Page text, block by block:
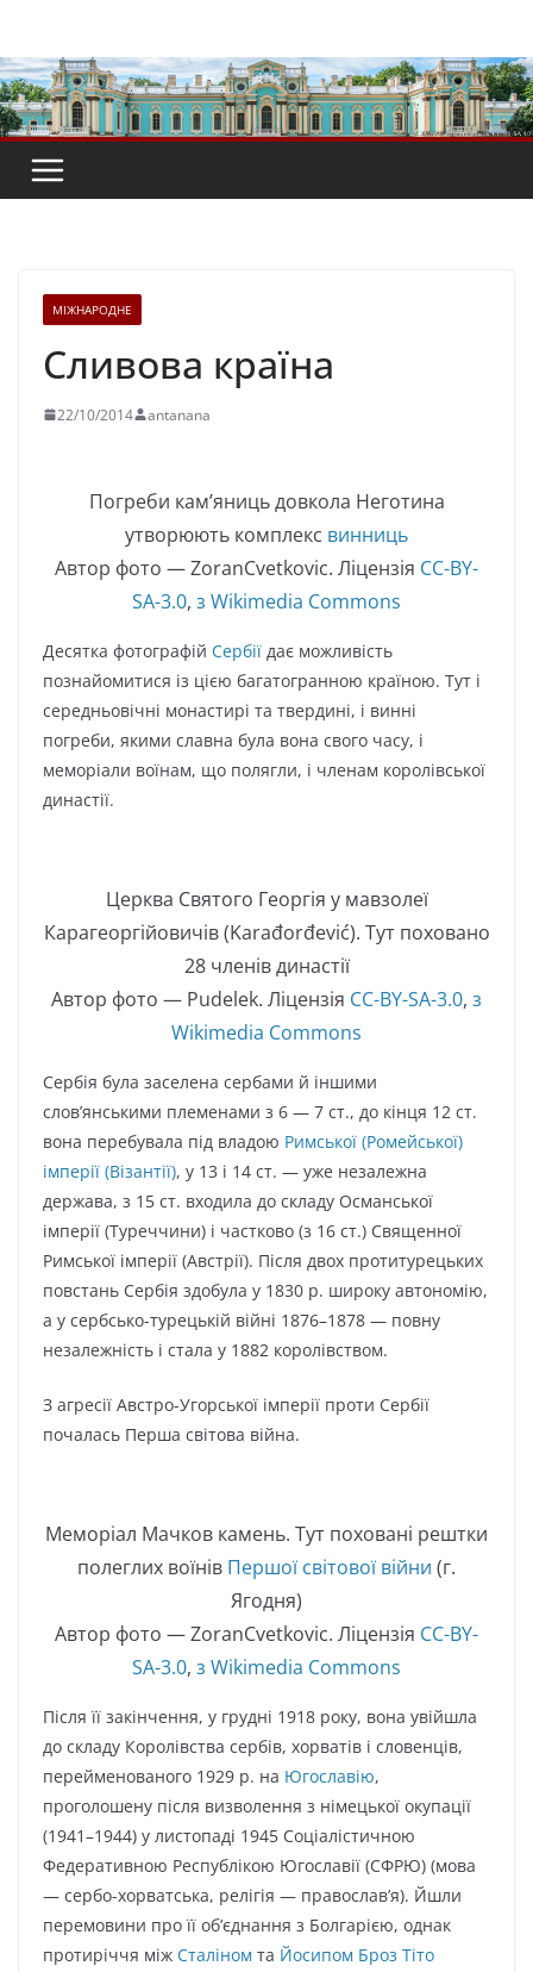
вмісту
МІЖНАРОДНЕ
Сливова країна
22/10/2014 antanana
Погреби кам’яниць довкола Неготина
утворюють комплекс винниць
Автор фото — ZoranCvetkovic. Ліцензія CC-BY-
SA-3.0, з Wikimedia Commons
Десятка фотографій Сербії дає можливість
познайомитися із цією багатогранною країною. Тут і
середньовічні монастирі та твердині, і винні
погреби, якими славна була вона свого часу, і
меморіали воїнам, що полягли, і членам королівської
династії.
Церква Святого Георгія у мавзолеї
Карагеоргійовичів (Karađorđević). Тут поховано
28 членів династії
Автор фото — Pudelek. Ліцензія CC-BY-SA-3.0, з
Wikimedia Commons
Сербія була заселена сербами й іншими
слов’янськими племенами з 6 — 7 ст., до кінця 12 ст.
вона перебувала під владою Римської (Ромейської)
імперії (Візантії), у 13 і 14 ст. — уже незалежна
держава, з 15 ст. входила до складу Османської
імперії (Туреччини) і частково (з 16 ст.) Священної
Римської імперії (Австрії). Після двох протитурецьких
повстань Сербія здобула у 1830 р. широку автономію,
а у сербсько-турецькій війні 1876–1878 — повну
незалежність і стала у 1882 королівством.
З агресії Австро-Угорської імперії проти Сербії
почалась Перша світова війна.
Меморіал Maчков камень. Тут поховані рештки
полеглих воїнів Першої світової війни (г.
Ягодня)
Автор фото — ZoranCvetkovic. Ліцензія CC-BY-
SA-3.0, з Wikimedia Commons
Після її закінчення, у грудні 1918 року, вона увійшла
до складу Королівства сербів, хорватів і словенців,
перейменованого 1929 р. на Югославію,
проголошену після визволення з німецької окупації
(1941–1944) у листопаді 1945 Соціалістичною
Федеративною Республікою Югославії (СФРЮ) (мова
— сербо-хорватська, релігія — православ’я). Йшли
перемовини про її об’єднання з Болгарією, однак
протиріччя між Сталіном та Йосипом Броз Тіто